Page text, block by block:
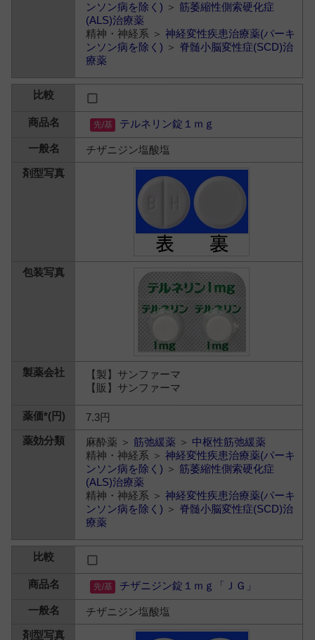
ンソン病を除く) ＞ 筋萎縮性側索硬化症
(ALS)治療薬
精神・神経系 ＞神経変性疾患治療薬(パーキ
ンソン病を除く) ＞ 脊髄小脳変性症(SCD)治
療薬
テルネリン錠１ｍｇ
チザニジン塩酸塩
【製】サンファーマ
【販】サンファーマ
7.3円
麻酔薬 ＞ 筋弛緩薬 ＞ 中枢性筋弛緩薬
精神・神経系 ＞神経変性疾患治療薬(パーキ
ンソン病を除く) ＞ 筋萎縮性側索硬化症
(ALS)治療薬
精神・神経系 ＞神経変性疾患治療薬(パーキ
ンソン病を除く) ＞ 脊髄小脳変性症(SCD)治
療薬
チザニジン錠１ｍｇ「ＪＧ」
チザニジン塩酸塩